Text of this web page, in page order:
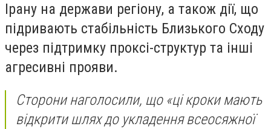
Ірану на держави регіону, а також дії, що
підривають стабільність Близького Сходу
через підтримку проксі-структур та інші
агресивні прояви.
Сторони наголосили, що «ці кроки мають
відкрити шлях до укладення всеосяжної